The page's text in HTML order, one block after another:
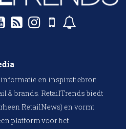
en inspiratiebron
& brands. RetailTrends biedt
RetailNews) en vormt
platform voor het